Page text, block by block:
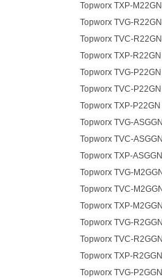
Topworx TXP-M22GN
Topworx TVG-R22GN
Topworx TVC-R22GN
Topworx TXP-R22GN
Topworx TVG-P22GN
Topworx TVC-P22GN
Topworx TXP-P22GN
Topworx TVG-
Topworx TVC-
Topworx TXP-ASGGN
Topworx TVG-
Topworx TVC-
Topworx TXP-
Topworx TVG-
Topworx TVC-
Topworx TXP-R2GGN
Topworx TVG-P2GGN